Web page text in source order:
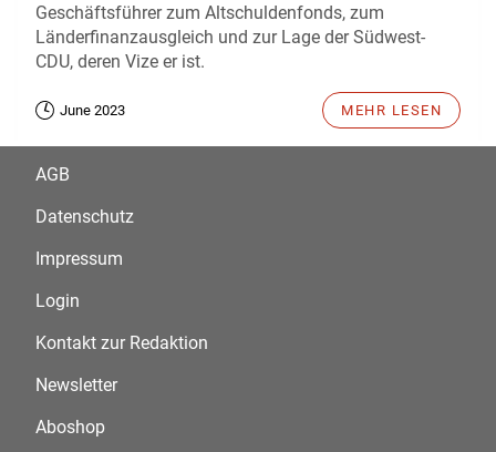
Geschäftsführer zum Altschuldenfonds, zum
Länderfinanzausgleich und zur Lage der Südwest-
CDU, deren Vize er ist.
June 2023 MEHR LESEN
AGB
Datenschutz
Impressum
Login
Kontakt zur Redaktion
Newsletter
Aboshop